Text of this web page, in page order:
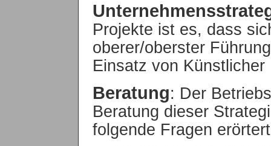
Projekte ist es, dass
oberer/oberster
Einsatz von
Beratung: Der
Beratung dieser
folgende Fragen